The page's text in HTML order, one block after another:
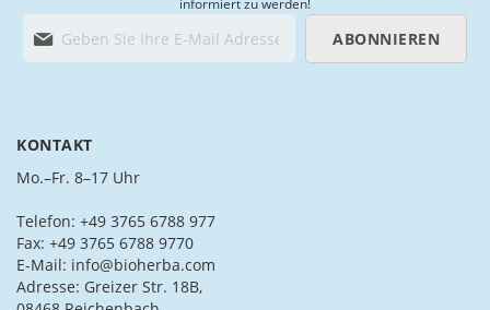
l
S
i
s
i
c
h
ABONNIEREN
KONTAKT
Mo.–Fr. 8–17 Uhr
Telefon: +49 3765 6788 977
Fax: +49 3765 6788 9770
E-Mail: info@bioherba.com
Adresse: Greizer Str. 18B,